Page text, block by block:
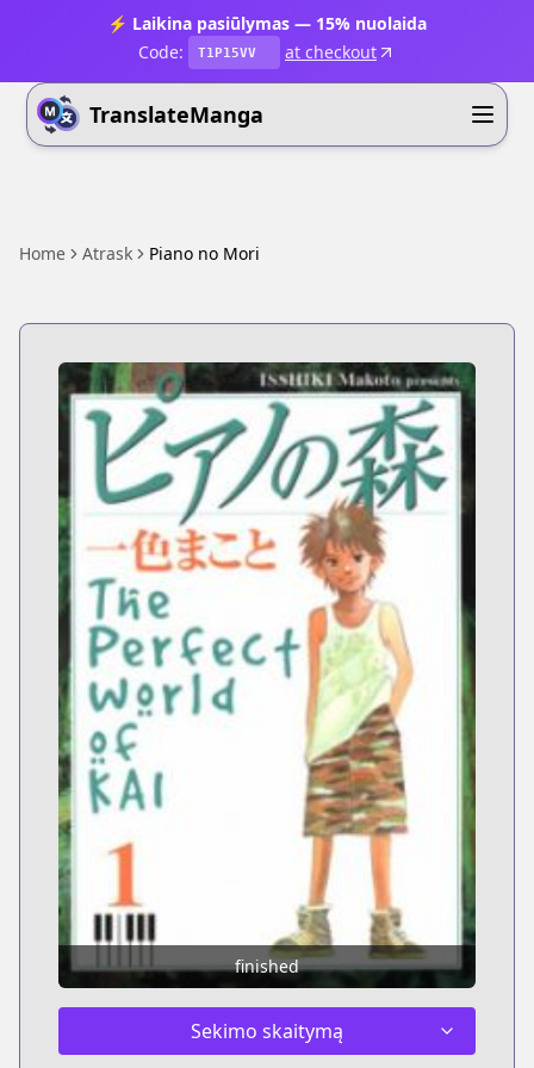
⚡ Laikina pasiūlymas — 15% nuolaida
Code:
T1P15VV at checkout
TranslateManga
Home Atrask Piano no Mori
finished
Sekimo skaitymą